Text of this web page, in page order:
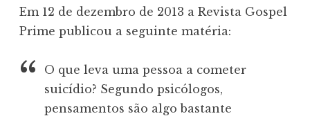
Em 12 de dezembro de 2013 a Revista Gospel
Prime publicou a seguinte matéria:
O que leva uma pessoa a cometer
suicídio? Segundo psicólogos,
pensamentos são algo bastante